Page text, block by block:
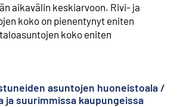
aikavälin keskiarvoon. Rivi- ja
koko on pienentynyt eniten
koko eniten
asuntojen huoneistoala /
ja suurimmissa kaupungeissa